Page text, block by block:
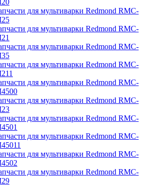
для мультиварки Redmond RMC-
для мультиварки Redmond RMC-
для мультиварки Redmond RMC-
для мультиварки Redmond RMC-
для мультиварки Redmond RMC-
для мультиварки Redmond RMC-
для мультиварки Redmond RMC-
для мультиварки Redmond RMC-
для мультиварки Redmond RMC-
для мультиварки Redmond RMC-